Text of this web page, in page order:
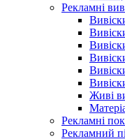
Рекламні
Живі
Рекламні
Рекламний